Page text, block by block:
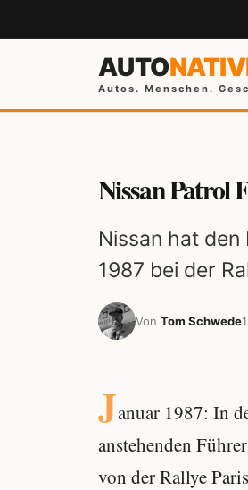
AUTO
Autos. Menschen.
Nissan Patrol
Nissan hat
1987 bei der
Von Tom Schwede
Januar 1987: In
anstehenden
von der Rallye